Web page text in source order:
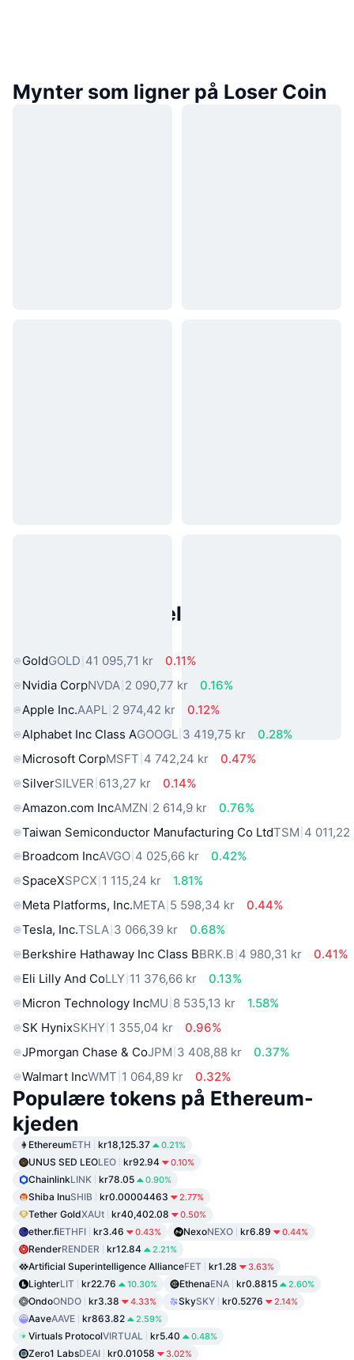
Mynter som ligner på Loser Coin
Populære eiendeler fra den
GoldGOLD 41 095,71 kr
0.11%
Nvidia CorpNVDA 2 090,77 kr
0.16%
Apple Inc.AAPL 2 974,42 kr
0.12%
Alphabet Inc Class AGOOGL 3 419,75 kr
0.28%
Microsoft CorpMSFT 4 742,24 kr
0.47%
SilverSILVER 613,27 kr
0.14%
Amazon.com IncAMZN 2 614,9 kr
0.76%
Taiwan Semiconductor Manufacturing Co LtdTSM 4 011,22
Broadcom IncAVGO 4 025,66 kr
0.42%
SpaceXSPCX 1 115,24 kr
1.81%
Meta Platforms, Inc.META 5 598,34 kr
0.44%
Tesla, Inc.TSLA 3 066,39 kr
0.68%
Berkshire Hathaway Inc Class BBRK.B 4 980,31 kr
0.41%
Eli Lilly And CoLLY 11 376,66 kr
0.13%
Micron Technology IncMU 8 535,13 kr
1.58%
SK HynixSKHY 1 355,04 kr
0.96%
JPmorgan Chase & CoJPM 3 408,88 kr
0.37%
Walmart IncWMT 1 064,89 kr 0.32%
Populære tokens på Ethereum-
kjeden
EthereumETH kr18,125.37 0.21%
UNUS SED LEOLEO kr92.94 0.10%
ChainlinkLINK kr78.05 0.90%
Shiba InuSHIB kr0.00004463 2.77%
Tether GoldXAUt kr40,402.08 0.50%
ether.fiETHFI kr3.46 0.43% NexoNEXO kr6.89 0.44%
RenderRENDER kr12.84 2.21%
Artificial Superintelligence AllianceFET kr1.28 3.63%
LighterLIT kr22.76 10.30% EthenaENA kr0.8815 2.60%
OndoONDO kr3.38 4.33% SkySKY kr0.5276 2.14%
AaveAAVE kr863.82 2.59%
Virtuals ProtocolVIRTUAL kr5.40 0.48%
Zero1 LabsDEAI kr0.01058 3.02%